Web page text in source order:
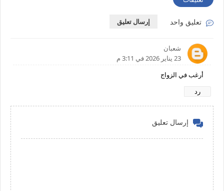
تعليق واحد إرسال تعليق
شعبان
23 يناير 2026 في 3:11 م
أرغب في الزواج
رد
إرسال تعليق